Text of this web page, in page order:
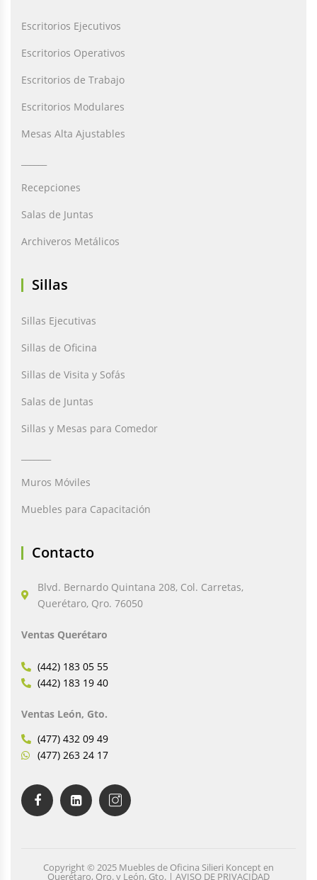
Escritorios Ejecutivos
Escritorios Operativos
Escritorios de Trabajo
Escritorios Modulares
Mesas Alta Ajustables
Recepciones
Salas de Juntas
Archiveros Metálicos
Sillas
Sillas Ejecutivas
Sillas de Oficina
Sillas de Visita y Sofás
Salas de Juntas
Sillas y Mesas para Comedor
Muros Móviles
Muebles para Capacitación
Contacto
Blvd. Bernardo Quintana 208, Col. Carretas,
Querétaro, Qro. 76050
Ventas Querétaro
(442) 183 05 55
(442) 183 19 40
Ventas León, Gto.
(477) 432 09 49
(477) 263 24 17
Copyright © 2025 Muebles de Oficina Silieri Koncept en
Querétaro, Qro. y León, Gto. | AVISO DE PRIVACIDAD